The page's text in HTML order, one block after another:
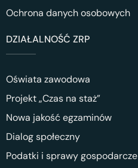
Ochrona danych osobowych
DZIAŁALNOŚĆ ZRP
Oświata zawodowa
Projekt „Czas na staż”
Nowa jakość egzaminów
Dialog społeczny
Podatki i sprawy gospodarcze